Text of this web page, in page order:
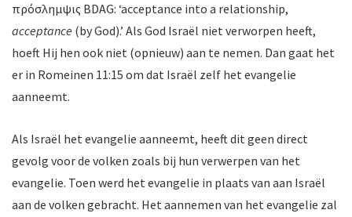
πρόσλημψις BDAG: ‘acceptance into a relationship,
acceptance (by God).’ Als God Israël niet verworpen heeft,
hoeft Hij hen ook niet (opnieuw) aan te nemen. Dan gaat het
er in Romeinen 11:15 om dat Israël zelf het evangelie
aanneemt.
Als Israël het evangelie aanneemt, heeft dit geen direct
gevolg voor de volken zoals bij hun verwerpen van het
evangelie. Toen werd het evangelie in plaats van aan Israël
aan de volken gebracht. Het aannemen van het evangelie zal